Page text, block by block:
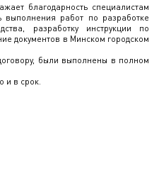
благодарность специалистам
работ по разработке
разработку инструкции по
документов в Минском городском
были выполнены в полном
и в срок.